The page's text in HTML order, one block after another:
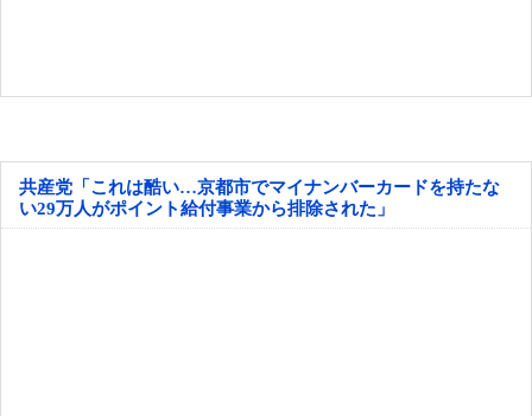
共産党「これは酷い…京都市でマイナンバーカードを持たな
い29万人がポイント給付事業から排除された」